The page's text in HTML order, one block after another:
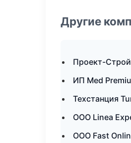
Другие
Проект-
ИП Med
Техстанция
ООО Linea
ООО Fast